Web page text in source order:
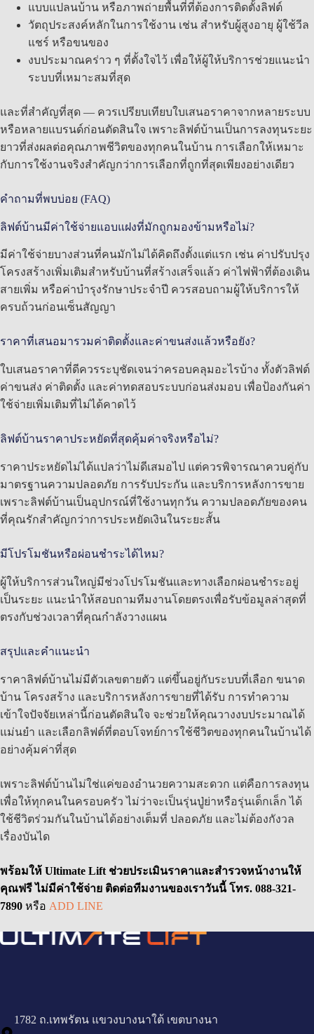
แบบแปลนบ้าน หรือภาพถ่ายพื้นที่ที่ต้องการติดตั้งลิฟต์
วัตถุประสงค์หลักในการใช้งาน เช่น สำหรับผู้สูงอายุ ผู้ใช้วีล
แชร์ หรือขนของ
งบประมาณคร่าว ๆ ที่ตั้งใจไว้ เพื่อให้ผู้ให้บริการช่วยแนะนำ
ระบบที่เหมาะสมที่สุด
และที่สำคัญที่สุด — ควรเปรียบเทียบใบเสนอราคาจากหลายระบบ
หรือหลายแบรนด์ก่อนตัดสินใจ เพราะลิฟต์บ้านเป็นการลงทุนระยะ
ยาวที่ส่งผลต่อคุณภาพชีวิตของทุกคนในบ้าน การเลือกให้เหมาะ
กับการใช้งานจริงสำคัญกว่าการเลือกที่ถูกที่สุดเพียงอย่างเดียว
คำถามที่พบบ่อย (FAQ)
ลิฟต์บ้านมีค่าใช้จ่ายแอบแฝงที่มักถูกมองข้ามหรือไม่?
มีค่าใช้จ่ายบางส่วนที่คนมักไม่ได้คิดถึงตั้งแต่แรก เช่น ค่าปรับปรุง
โครงสร้างเพิ่มเติมสำหรับบ้านที่สร้างเสร็จแล้ว ค่าไฟฟ้าที่ต้องเดิน
สายเพิ่ม หรือค่าบำรุงรักษาประจำปี ควรสอบถามผู้ให้บริการให้
ครบถ้วนก่อนเซ็นสัญญา
ราคาที่เสนอมารวมค่าติดตั้งและค่าขนส่งแล้วหรือยัง?
ใบเสนอราคาที่ดีควรระบุชัดเจนว่าครอบคลุมอะไรบ้าง ทั้งตัวลิฟต์
ค่าขนส่ง ค่าติดตั้ง และค่าทดสอบระบบก่อนส่งมอบ เพื่อป้องกันค่า
ใช้จ่ายเพิ่มเติมที่ไม่ได้คาดไว้
ลิฟต์บ้านราคาประหยัดที่สุดคุ้มค่าจริงหรือไม่?
ราคาประหยัดไม่ได้แปลว่าไม่ดีเสมอไป แต่ควรพิจารณาควบคู่กับ
มาตรฐานความปลอดภัย การรับประกัน และบริการหลังการขาย
เพราะลิฟต์บ้านเป็นอุปกรณ์ที่ใช้งานทุกวัน ความปลอดภัยของคน
ที่คุณรักสำคัญกว่าการประหยัดเงินในระยะสั้น
มีโปรโมชันหรือผ่อนชำระได้ไหม?
ผู้ให้บริการส่วนใหญ่มีช่วงโปรโมชันและทางเลือกผ่อนชำระอยู่
เป็นระยะ แนะนำให้สอบถามทีมงานโดยตรงเพื่อรับข้อมูลล่าสุดที่
ตรงกับช่วงเวลาที่คุณกำลังวางแผน
สรุปและคำแนะนำ
ราคาลิฟต์บ้านไม่มีตัวเลขตายตัว แต่ขึ้นอยู่กับระบบที่เลือก ขนาด
บ้าน โครงสร้าง และบริการหลังการขายที่ได้รับ การทำความ
เข้าใจปัจจัยเหล่านี้ก่อนตัดสินใจ จะช่วยให้คุณวางงบประมาณได้
แม่นยำ และเลือกลิฟต์ที่ตอบโจทย์การใช้ชีวิตของทุกคนในบ้านได้
อย่างคุ้มค่าที่สุด
เพราะลิฟต์บ้านไม่ใช่แค่ของอำนวยความสะดวก แต่คือการลงทุน
เพื่อให้ทุกคนในครอบครัว ไม่ว่าจะเป็นรุ่นปู่ย่าหรือรุ่นเด็กเล็ก ได้
ใช้ชีวิตร่วมกันในบ้านได้อย่างเต็มที่ ปลอดภัย และไม่ต้องกังวล
เรื่องบันได
พร้อมให้ Ultimate Lift ช่วยประเมินราคาและสำรวจหน้างานให้
คุณฟรี ไม่มีค่าใช้จ่าย ติดต่อทีมงานของเราวันนี้ โทร. 088-321-
7890 หรือ ADD LINE
1782 ถ.เทพรัตน แขวงบางนาใต้ เขตบางนา